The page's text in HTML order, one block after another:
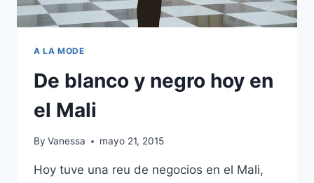
A LA MODE
De blanco y negro hoy en
el Mali
By Vanessa mayo 21, 2015
Hoy tuve una reu de negocios en el Mali,